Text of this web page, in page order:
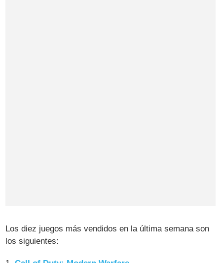
Los diez juegos más vendidos en la última semana son
los siguientes: